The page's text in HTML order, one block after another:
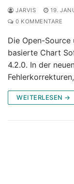
JARVIS 19.
0 KOMMENTARE
Die Open-
basierte Chart
4.2.0. In der
WEITERLESEN →